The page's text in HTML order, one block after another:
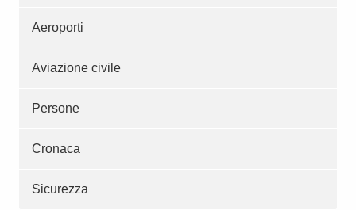
Aeroporti
Aviazione civile
Persone
Cronaca
Sicurezza